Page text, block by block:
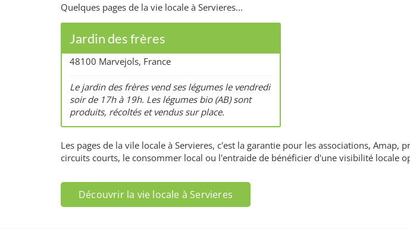
Quelques pages de la vie locale à Servieres...
Jardin des frères
48100 Marvejols, France
Le jardin des frères vend ses légumes le vendredi
soir de 17h à 19h. Les légumes bio (AB) sont
produits, récoltés et vendus sur place.
Les pages de la vile locale à Servieres, c'est la garantie pour les associations,
circuits courts, le consommer local ou l'entraide de bénéficier d'une visibilité locale
Découvrir la vie locale à Servieres